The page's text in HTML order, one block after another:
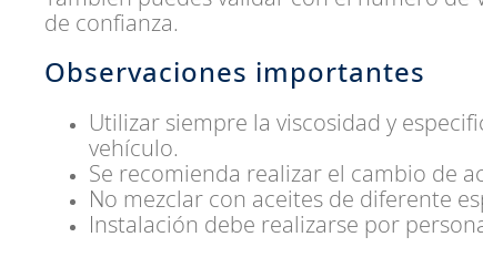
de confianza.
Observaciones importantes
Utilizar siempre la viscosidad y
vehículo.
Se recomienda realizar el cambio de
No mezclar con aceites de diferente
Instalación debe realizarse por